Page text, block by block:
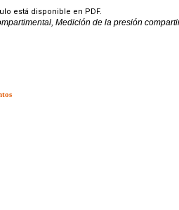
está disponible en PDF.
Medición de la presión